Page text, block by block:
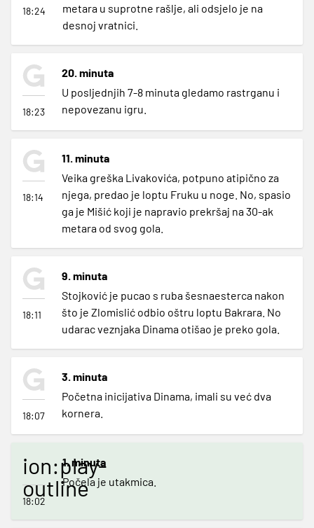
18:24
metara u suprotne rašlje, ali odsjelo je na
desnoj vratnici.
18:23
20. minuta
U posljednjih 7-8 minuta gledamo rastrganu i
nepovezanu igru.
18:14
11. minuta
Veika greška Livakovića, potpuno atipično za
njega, predao je loptu Fruku u noge. No, spasio
ga je Mišić koji je napravio prekršaj na 30-ak
metara od svog gola.
18:11
9. minuta
Stojković je pucao s ruba šesnaesterca nakon
što je Zlomislić odbio oštru loptu Bakrara. No
udarac veznjaka Dinama otišao je preko gola.
18:07
3. minuta
Početna inicijativa Dinama, imali su već dva
kornera.
ion:play-
outline
18:02
1. minuta
Počela je utakmica.